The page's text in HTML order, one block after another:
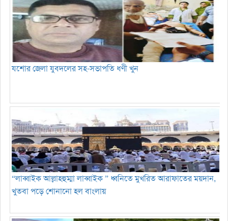
যশোর জেলা যুবদলের সহ-সভাপতি ধণী খুন
“লাব্বাইক আল্লাহহুম্মা লাব্বাইক ” ধ্বনিতে মুখরিত আরাফাতের ময়দান,
খুতবা পড়ে শোনানো হল বাংলায়